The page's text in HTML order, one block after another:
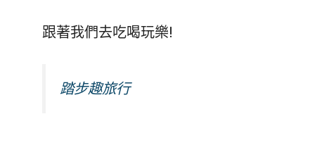
跟著我們去吃喝玩樂!
踏步趣旅行